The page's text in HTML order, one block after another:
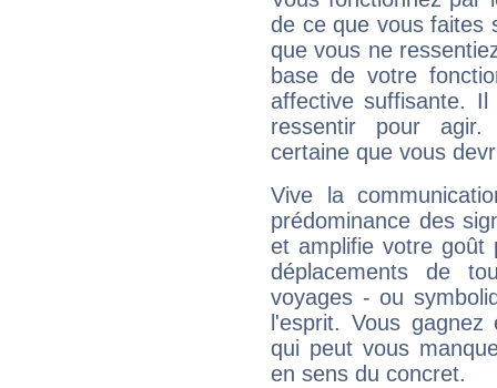
de ce que vous faites
que vous ne
base de votre
affective suffisante.
ressentir pour agir.
certaine que vous
Vive la
prédominance des
et amplifie votre goût
déplacements de
voyages - ou
l'esprit. Vous
qui peut vous
en sens du concret.